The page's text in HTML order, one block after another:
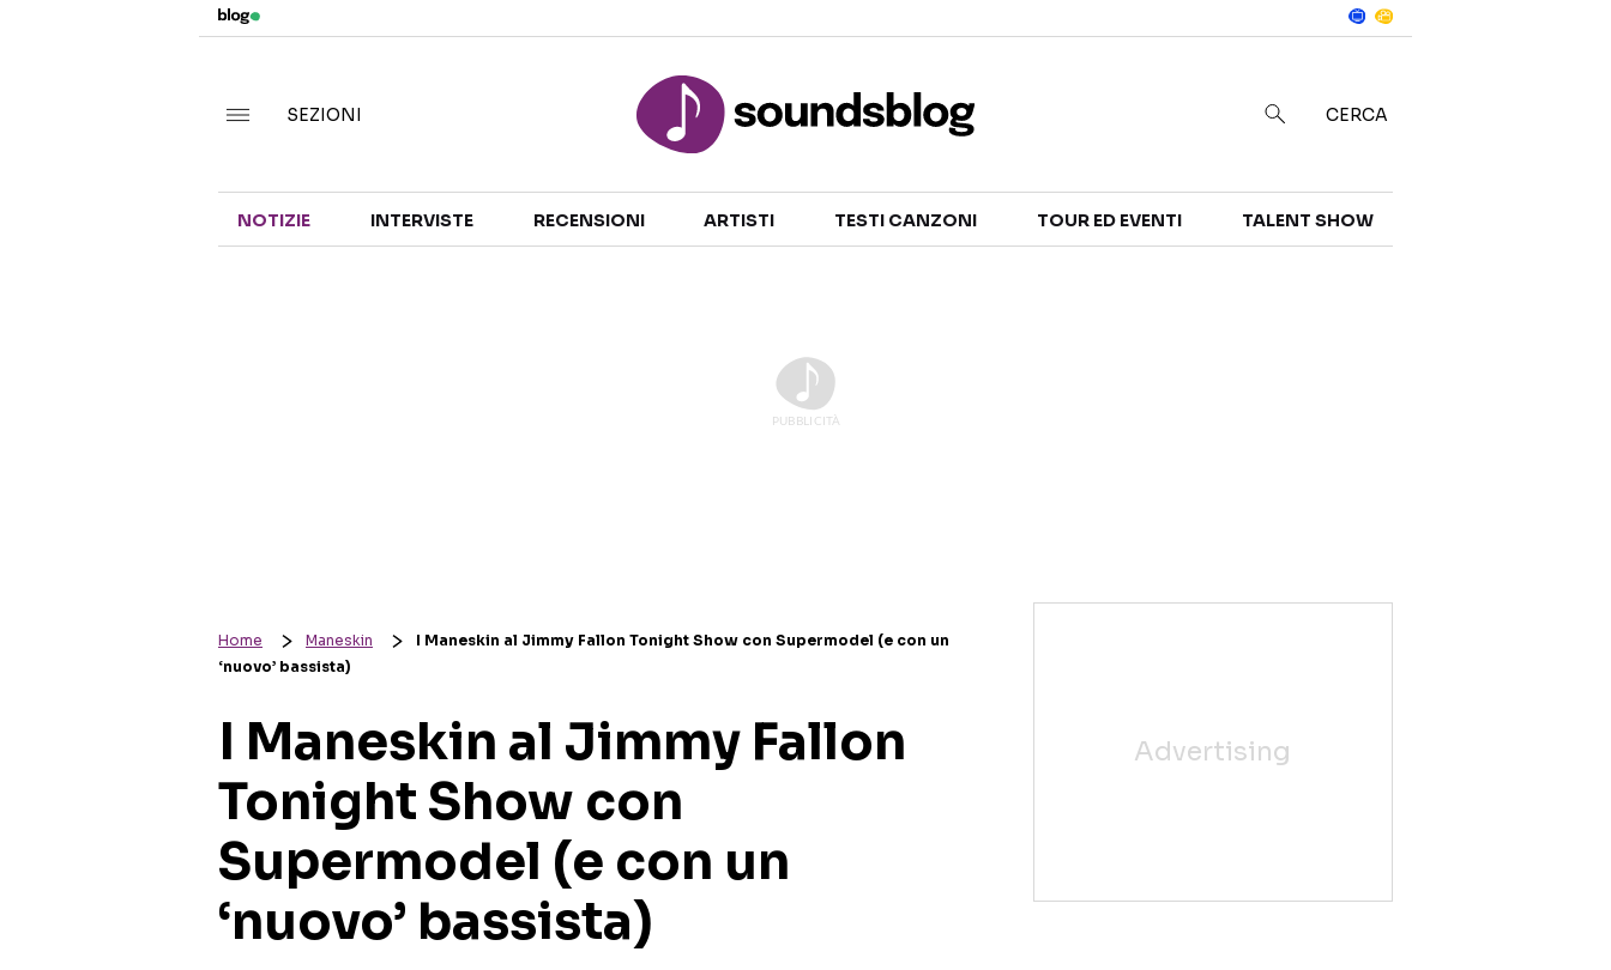
TALENT SHOW
SEZIONI CERCA
NOTIZIE INTERVISTE RECENSIONI ARTISTI TESTI CANZONI TOUR ED EVENTI TALENT SHOW
Home Maneskin
I Maneskin al Jimmy Fallon Tonight Show con Supermodel (e con un
‘nuovo’ bassista)
I Maneskin al Jimmy Fallon
Tonight Show con
Supermodel (e con un
‘nuovo’ bassista)